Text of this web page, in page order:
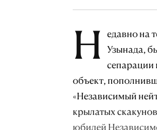
Н едавно на
Узынада,
сепарации
объект,
«Независимый
крылатых
юбилей